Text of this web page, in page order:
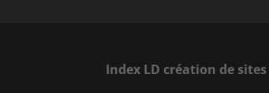
Index LD création de